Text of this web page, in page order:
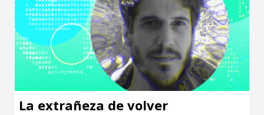
La extrañeza de volver